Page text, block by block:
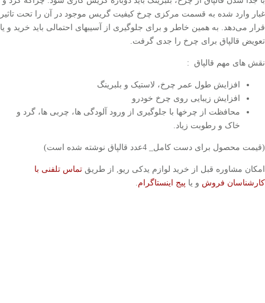
غبار وارد شده به قسمت مرکزی چرخ کیفیت گریس موجود در آن را تحت تاثیر
قرار می‌دهد. به همین خاطر و برای جلوگیری از آسیبهای احتمالی باید خرید و یا
تعویض قالپاق برای چرخ را جدی گرفت.
نقش های مهم قالپاق :
افزایش طول عمر چرخ‌، لاستیک و بلبرینگ
افزایش زیبایی روی چرخ خودرو
محافظت از چرخها با جلوگیری از ورود آلودگی ها، چربی ها، گرد و
خاک و رطوبت زیاد.
(قیمت محصول برای دست کامل_ 4عدد قالپاق نوشته شده است)
امکان مشاوره قبل از خرید لوازم یدکی ریو, از طریق تماس تلفنی با
کارشناسان فروش و یا پیج اینستاگرام.